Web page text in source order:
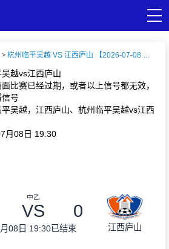
杭州临平吴越 VS 江西庐山 【2026-07-08 19:30:00】
吴越vs江西庐山
比赛已经过期，或者以上信号都无效，
号
平吴越，江西庐山、杭州临平吴越vs江西
月08日 19:30
中乙
VS 0
08日 19:30已结束 江西庐山